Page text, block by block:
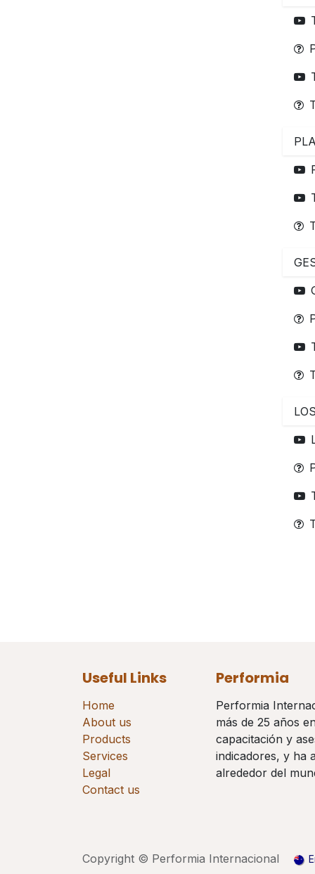
Useful Links
Home
About us
Products
Services
Legal
Contact us
Performia
Performia
más de 25 años
capacitación y
indicadores, y ha
alrededor del
Copyright © Performia Internacional